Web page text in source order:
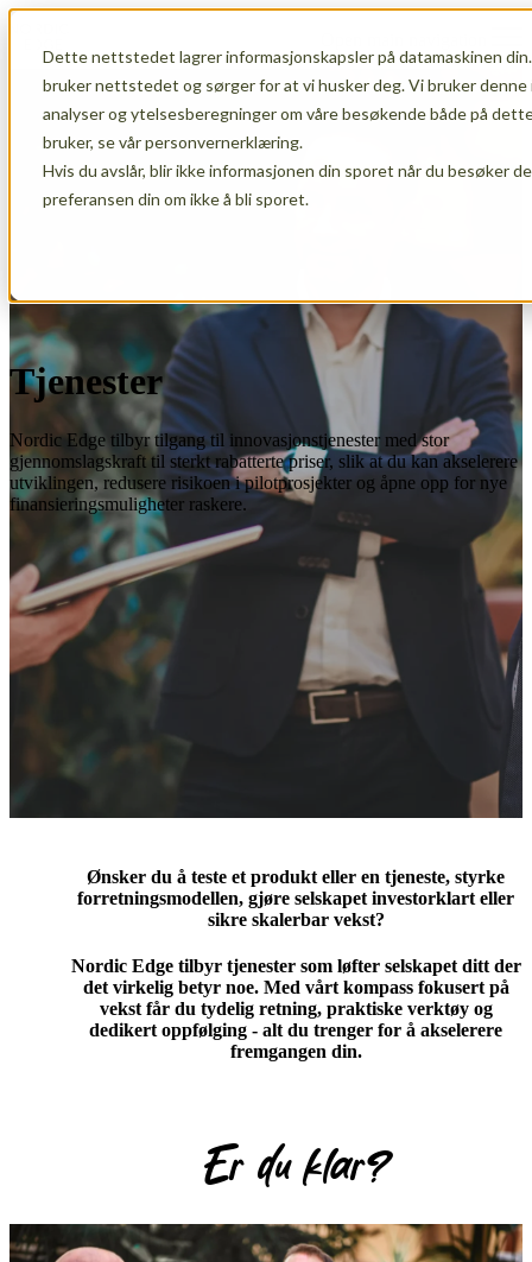
Dette nettstedet lagrer informasjonskapsler på datamaskinen
bruker nettstedet og sørger for at vi husker deg. Vi bruker
analyser og ytelsesberegninger om våre besøkende både på
bruker, se vår personvernerklæring.
Hvis du avslår, blir ikke informasjonen din sporet når du
preferansen din om ikke å bli sporet.
Tjenester
Nordic Edge tilbyr tilgang til innovasjonstjenester med stor
gjennomslagskraft til sterkt rabatterte priser, slik at du kan akselerere
utviklingen, redusere risikoen i pilotprosjekter og åpne opp for nye
finansieringsmuligheter raskere.
Ønsker du å teste et produkt eller en tjeneste, styrke
forretningsmodellen, gjøre selskapet investorklart eller
sikre skalerbar vekst?
Nordic Edge tilbyr tjenester som løfter selskapet ditt der
det virkelig betyr noe. Med vårt kompass fokusert på
vekst får du tydelig retning, praktiske verktøy og
dedikert oppfølging - alt du trenger for å akselerere
fremgangen din.
Er du klar?